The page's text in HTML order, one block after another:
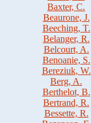
Baxter, C.
Beaurone, J.
Beeching, T.
Belanger, R.
Belcourt, A.
Benoanie, S.
Bereziuk, W.
Berg, A.
Berthelot, B.
Bertrand, R.
Bessette, R.